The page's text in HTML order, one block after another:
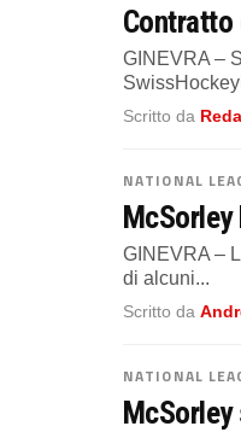
Contratto
GINEVRA –
Scritto da
NATIONAL
McSorley
GINEVRA –
di alcuni...
Scritto da
NATIONAL